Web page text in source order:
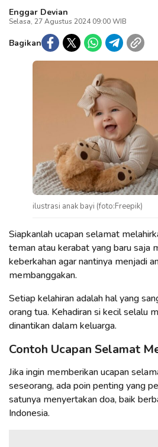
Enggar Devian
Selasa, 27 Agustus 2024 09:00 WIB
Bagikan
ilustrasi anak bayi (foto:Freepik)
Siapkanlah ucapan selamat
teman atau kerabat yang baru saja
keberkahan agar nantinya menjadi
membanggakan.
Setiap kelahiran adalah hal yang
orang tua. Kehadiran si kecil selalu
dinantikan dalam keluarga.
Contoh Ucapan Selamat
Jika ingin memberikan ucapan
seseorang, ada poin penting yang
satunya menyertakan doa, baik
Indonesia.